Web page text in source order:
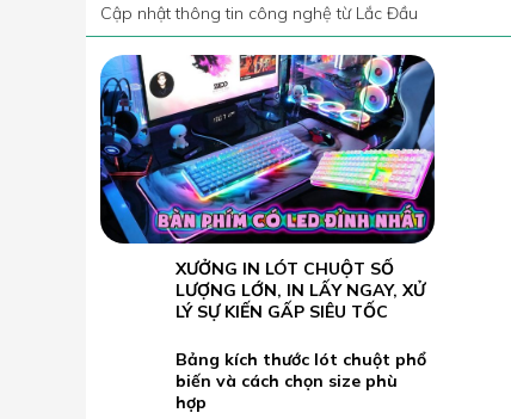
Cập nhật thông tin công nghệ từ Lắc Đầu